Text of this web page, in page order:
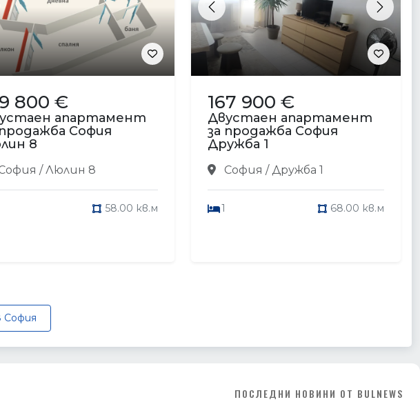
800 €
апартамент
София
8
/ Люлин 8
58.00 кв.м
Previous Next
167 900 €
Двустаен апартамент
за продажба София
Дружба 1
София / Дружба 1
1 68.00 кв.м
София
ПОСЛЕДНИ НОВИНИ ОТ BULNEWS